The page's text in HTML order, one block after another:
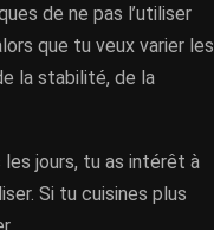
de ne pas l’utiliser
que tu veux varier les
la stabilité, de la
jours, tu as intérêt à
Si tu cuisines plus